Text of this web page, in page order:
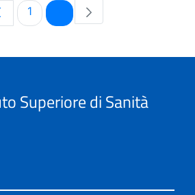
Pagina
1 Pagina
Superiore di Sanità